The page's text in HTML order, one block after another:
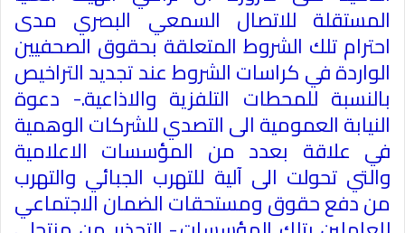
المستقلة للاتصال السمعي البصري مدى
احترام تلك الشروط المتعلقة بحقوق الصحفيين
الواردة في كراسات الشروط عند تجديد التراخيص
بالنسبة للمحطات التلفزية والاذاعية.- دعوة
النيابة العمومية الى التصدي للشركات الوهمية
في علاقة بعدد من المؤسسات الاعلامية
والتي تحولت الى آلية للتهرب الجبائي والتهرب
من دفع حقوق ومستحقات الضمان الاجتماعي